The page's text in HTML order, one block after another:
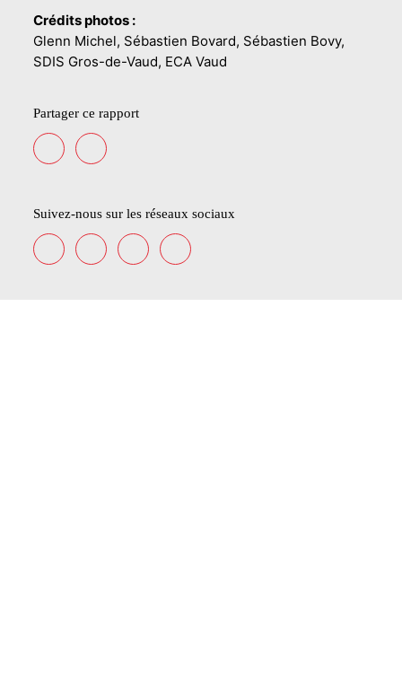
Crédits photos :
Glenn Michel, Sébastien Bovard, Sébastien Bovy,
SDIS Gros-de-Vaud, ECA Vaud
Partager ce rapport
Suivez-nous sur les réseaux sociaux